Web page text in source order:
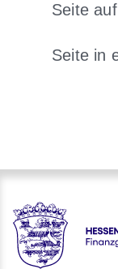
Seite
Seite in
Hessen -